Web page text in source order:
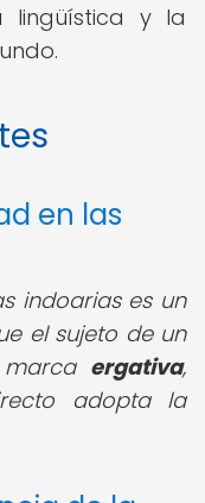
lingüística y la
en las
indoarias es un
el sujeto de un
ergativa,
adopta la